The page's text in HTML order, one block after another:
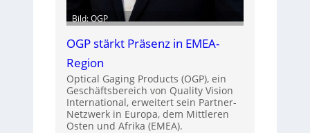
Bild: OGP
OGP stärkt Präsenz in EMEA-
Region
Optical Gaging Products (OGP), ein
Geschäftsbereich von Quality Vision
International, erweitert sein Partner-
Netzwerk in Europa, dem Mittleren
Osten und Afrika (EMEA).